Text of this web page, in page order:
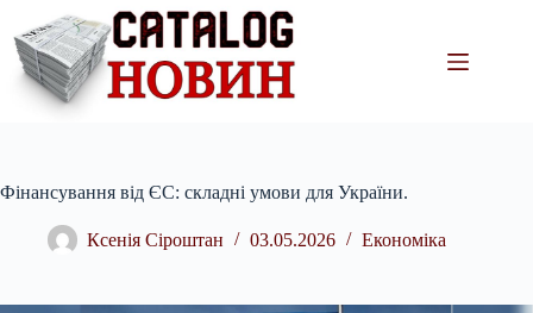
вмісту
Фінансування від ЄС: складні умови для України.
Ксенія Сіроштан 03.05.2026 Економіка